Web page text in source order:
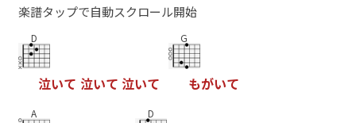
楽譜タップで自動スクロール開始
D
泣いて 泣いて 泣いて
G
もがいて
A D